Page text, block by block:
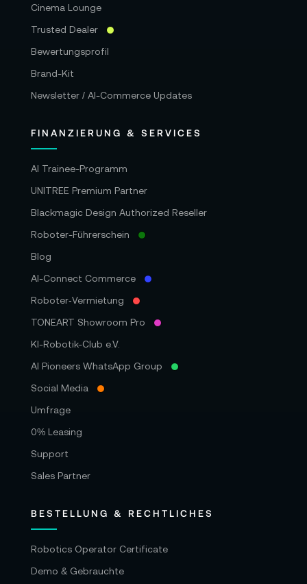
Cinema Lounge
Trusted Dealer
Bewertungsprofil
Brand-Kit
Newsletter / AI-Commerce Updates
FINANZIERUNG & SERVICES
AI Trainee-Programm
UNITREE Premium Partner
Blackmagic Design Authorized Reseller
Roboter-Führerschein
Blog
AI-Connect Commerce
Roboter‑Vermietung
TONEART Showroom Pro
KI-Robotik-Club e.V.
AI Pioneers WhatsApp Group
Social Media
Umfrage
0% Leasing
Support
Sales Partner
BESTELLUNG & RECHTLICHES
Robotics Operator Certificate
Demo & Gebrauchte